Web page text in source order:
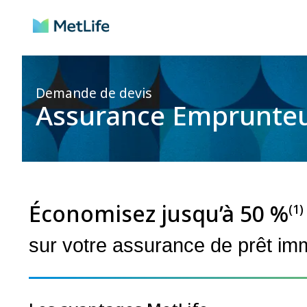
Demande de devis
Assurance
Économisez jusqu’à 50 %(1)
sur votre assurance de prêt